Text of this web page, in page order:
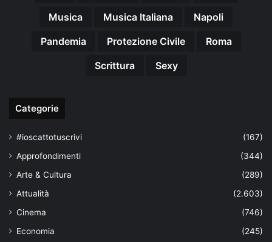
Musica
Musica Italiana
Napoli
Pandemia
Protezione Civile
Roma
Scrittura
Sexy
Categorie
#ioscattotuscrivi
(167)
Approfondimenti
(344)
Arte & Cultura
(289)
Attualità
(2.603)
Cinema
(746)
Economia
(245)